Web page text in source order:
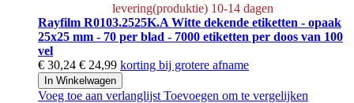
levering(produktie) 10-14 dagen
Rayfilm R0103.2525K.A Witte dekende etiketten - opaak
25x25 mm - 70 per blad - 7000 etiketten per doos van 100
vel
€ 30,24 € 24,99 korting bij grotere afname
In Winkelwagen
Voeg toe aan verlanglijst Toevoegen om te vergelijken